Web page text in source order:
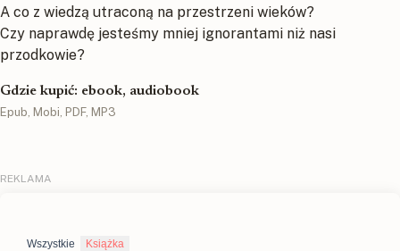
A co z wiedzą utraconą na przestrzeni wieków?
Czy naprawdę jesteśmy mniej ignorantami niż nasi
przodkowie?
Gdzie kupić: ebook, audiobook
Epub, Mobi, PDF, MP3